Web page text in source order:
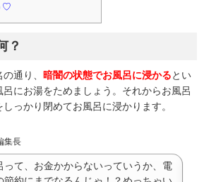
♡
？
通り、 暗闇の状態でお風呂に浸かるとい
にお湯をためましょう。それからお風呂
っかり閉めてお風呂に浸かります。
集長
って、お金かからないっていうか、電